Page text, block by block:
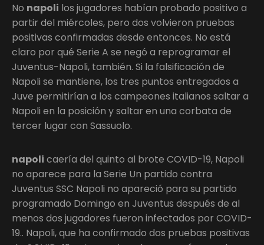
No napoli los jugadores habían probado positivo a
partir del miércoles, pero dos volvieron pruebas
positivas confirmadas desde entonces. No está
claro por qué Serie A se negó a reprogramar el
Juventus-Napoli, también. Si la falsificación de
Napoli se mantiene, los tres puntos entregados a
Juve permitirían a los campeones italianos saltar a
Napoli en la posición y saltar en una corbata de
tercer lugar con Sassuolo.
napoli caería del quinto al brote COVID-19, Napoli
no aparece para la Serie Un partido contra
Juventus SSC Napoli no apareció para su partido
programado Domingo en Juventus después de al
menos dos jugadores fueron infectados por COVID-
19.. Napoli, que ha confirmado dos pruebas positivas